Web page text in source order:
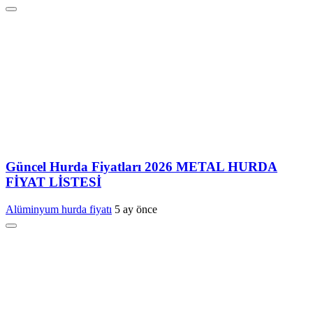
Güncel Hurda Fiyatları 2026 METAL HURDA
FİYAT LİSTESİ
Alüminyum hurda fiyatı 5 ay önce